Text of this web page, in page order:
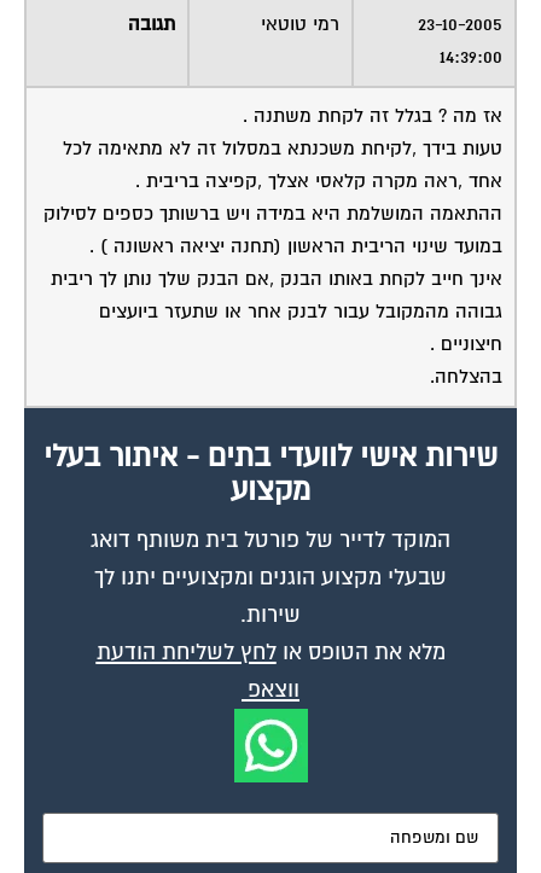
23-10-2005
14:39:00
רמי טוטאי תגובה
אז מה ? בגלל זה לקחת משתנה .
טעות בידך ,לקיחת משכנתא במסלול זה לא מתאימה לכל
אחד ,ראה מקרה קלאסי אצלך ,קפיצה בריבית .
ההתאמה המושלמת היא במידה ויש ברשותך כספים לסילוק
במועד שינוי הריבית הראשון (תחנה יציאה ראשונה ) .
אינך חייב לקחת באותו הבנק ,אם הבנק שלך נותן לך ריבית
גבוהה מהמקובל עבור לבנק אחר או שתעזר ביועצים
חיצוניים .
בהצלחה.
שירות אישי לוועדי בתים - איתור בעלי
מקצוע
המוקד לדייר של פורטל בית משותף דואג
שבעלי מקצוע הוגנים ומקצועיים יתנו לך
שירות.
מלא את הטופס אולחץ לשליחת הודעת
ווצאפ